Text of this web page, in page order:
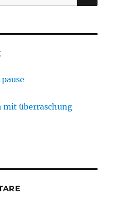
mit überraschung